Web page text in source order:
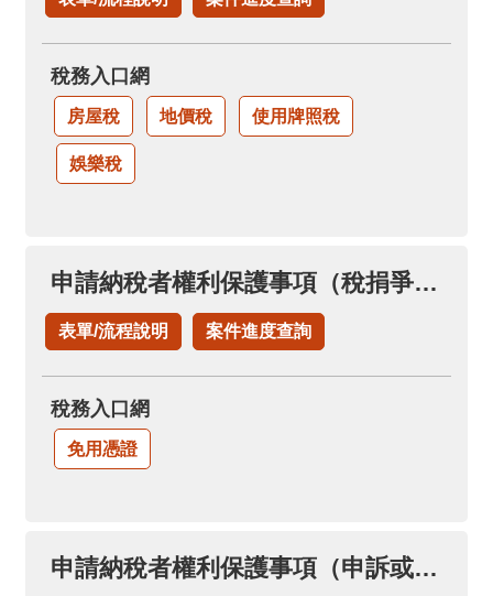
稅務入口網
房屋稅 地價稅 使用牌照稅
娛樂稅
申請納稅者權利保護事項（稅捐爭議溝通協調案件）
表單/流程說明 案件進度查詢
稅務入口網
免用憑證
申請納稅者權利保護事項（申訴或陳情案件）